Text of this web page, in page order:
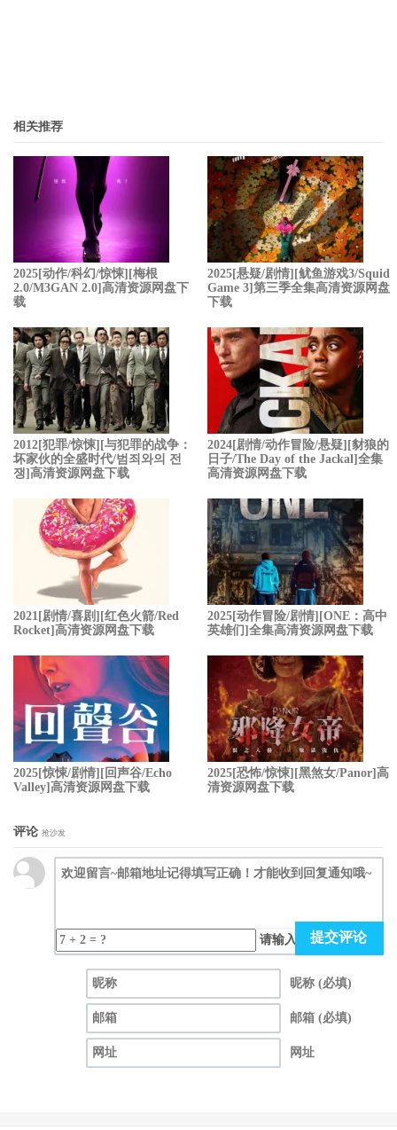
相关推荐
2025[动作/科幻/惊悚][梅根
2.0/M3GAN 2.0]高清资源网盘下
载
2025[悬疑/剧情][鱿鱼游戏3/Squid
Game 3]第三季全集高清资源网盘
下载
2012[犯罪/惊悚][与犯罪的战争：
坏家伙的全盛时代/범죄와의 전
쟁]高清资源网盘下载
2024[剧情/动作冒险/悬疑][豺狼的
日子/The Day of the Jackal]全集
高清资源网盘下载
2021[剧情/喜剧][红色火箭/Red
Rocket]高清资源网盘下载
2025[动作冒险/剧情][ONE：高中
英雄们]全集高清资源网盘下载
2025[惊悚/剧情][回声谷/Echo
Valley]高清资源网盘下载
2025[恐怖/惊悚][黑煞女/Panor]高
清资源网盘下载
评论 抢沙发
请输入（计算结果）
提交评论
昵称 (必填)
邮箱 (必填)
网址